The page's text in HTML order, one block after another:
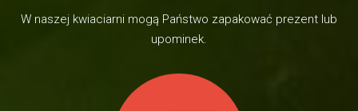
W naszej kwiaciarni mogą Państwo zapakować prezent lub
upominek.